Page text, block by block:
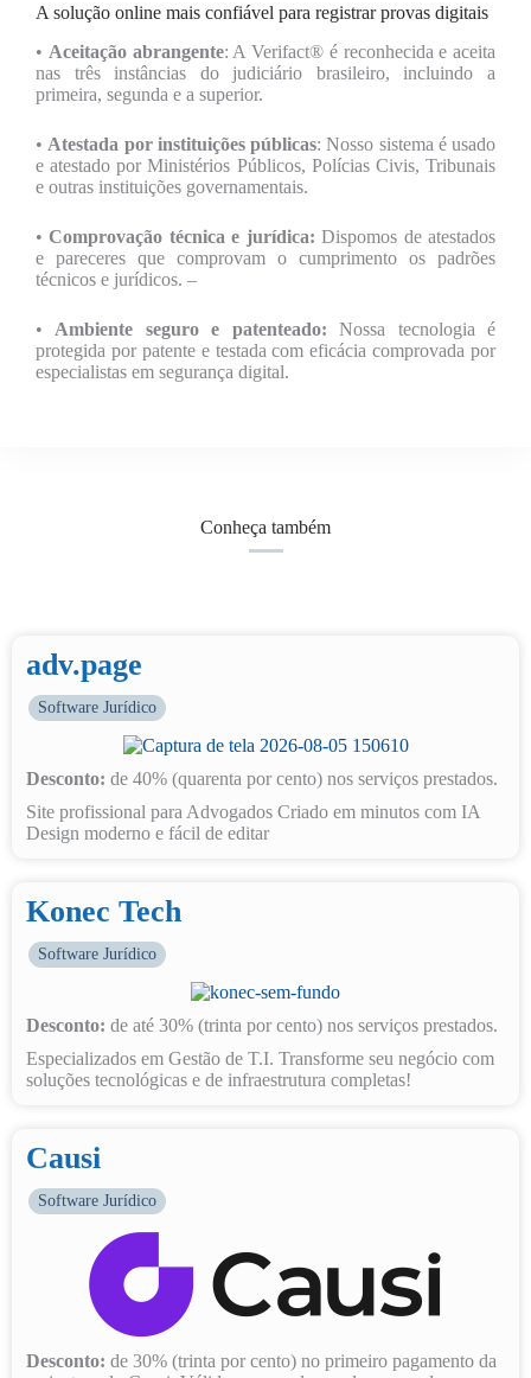
A solução online mais confiável para registrar provas digitais
• Aceitação abrangente: A Verifact® é reconhecida e aceita
nas três instâncias do judiciário brasileiro, incluindo a
primeira, segunda e a superior.
• Atestada por instituições públicas: Nosso sistema é usado
e atestado por Ministérios Públicos, Polícias Civis, Tribunais
e outras instituições governamentais.
•Comprovação técnica e jurídica: Dispomos de atestados
e pareceres que comprovam o cumprimento os padrões
técnicos e jurídicos. –
• Ambiente seguro e patenteado: Nossa tecnologia é
protegida por patente e testada com eficácia comprovada por
especialistas em segurança digital.
Conheça também
adv.page
Software Jurídico
Desconto: de 40% (quarenta por cento) nos serviços prestados.
Site profissional para Advogados Criado em minutos com IA
Design moderno e fácil de editar
Konec Tech
Software Jurídico
Desconto: de até 30% (trinta por cento) nos serviços prestados.
Especializados em Gestão de T.I. Transforme seu negócio com
soluções tecnológicas e de infraestrutura completas!
Causi
Software Jurídico
Desconto: de 30% (trinta por cento) no primeiro pagamento da